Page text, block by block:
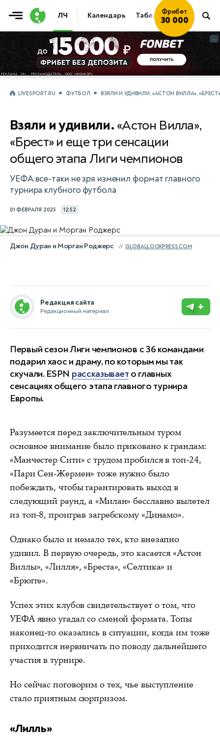
ЛЧ Календарь Таблица Прогнозы
Фрибет
30 000
...
...
LIVESPORT.RU ФУТБОЛ ВЗЯЛИ И УДИВИЛИ. «АСТОН ВИЛЛА»,
Взяли и удивили. «Астон Вилла»,
«Брест» и еще три сенсации
общего этапа Лиги чемпионов
УЕФА все-таки не зря изменил формат главного
турнира клубного футбола
01 ФЕВРАЛЯ 2025 12:52
Джон Дуран и Морган Роджерс GLOBALLOOKPRESS.COM
Редакция сайта
Редакционный материал +
Первый сезон Лиги чемпионов с 36 командами
подарил хаос и драму, по которым мы так
скучали. ESPN рассказывает о главных
сенсациях общего этапа главного турнира
Европы.
Разумеется перед заключительным туром
основное внимание было приковано к грандам:
«Манчестер Сити» с трудом пробился в топ-24,
«Пари Сен-Жермен» тоже нужно было
побеждать, чтобы гарантировать выход в
следующий раунд, а «Милан» бесславно вылетел
из топ-8, проиграв загребскому «Динамо».
Однако было и немало тех, кто внезапно
удивил. В первую очередь, это касается «Астон
Виллы», «Лилля», «Бреста», «Селтика» и
«Брюгге».
Успех этих клубов свидетельствует о том, что
УЕФА явно угадал со сменой формата. Топы
наконец-то оказались в ситуации, когда им тоже
приходится нервничать по поводу дальнейшего
участия в турнире.
Но сейчас поговорим о тех, чье выступление
стало приятным сюрпризом.
«Лилль»